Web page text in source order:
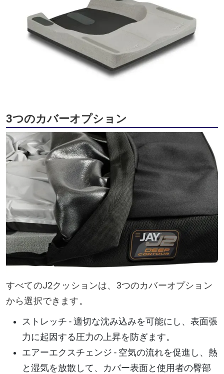
3つのカバーオプション
すべてのJ2クッションは、3つのカバーオプション
から選択できます。
ストレッチ - 適切な沈み込みを可能にし、表面張
力に起因する圧力の上昇を防ぎます。
エアーエクスチェンジ - 空気の流れを促進し、熱
と湿気を放散して、カバー表面と使用者の臀部